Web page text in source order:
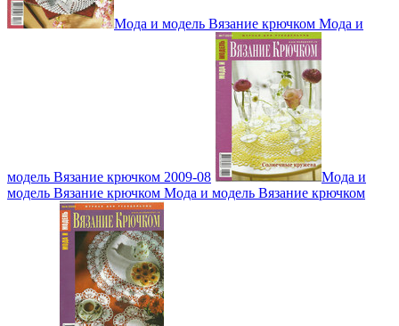
Мода и модель Вязание крючком Мода и
модель Вязание крючком 2009-08
Мода и
модель Вязание крючком Мода и модель Вязание крючком